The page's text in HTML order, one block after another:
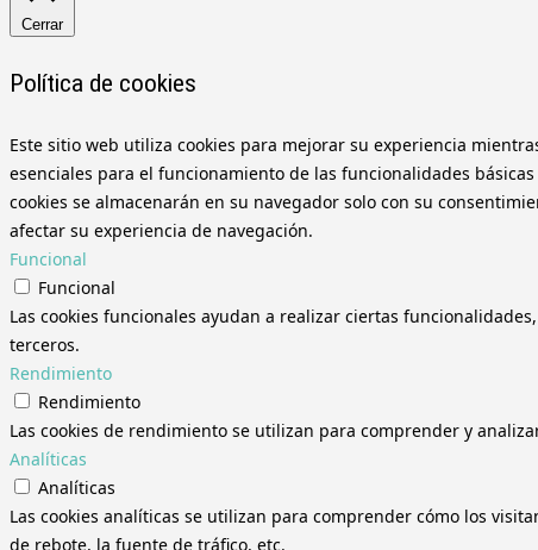
Cerrar
Política de cookies
Este sitio web utiliza cookies para mejorar su experiencia
esenciales para el funcionamiento de las funcionalidades
cookies se almacenarán en su navegador solo con su
afectar su experiencia de navegación.
Funcional
Funcional
Las cookies funcionales ayudan a realizar ciertas
terceros.
Rendimiento
Rendimiento
Las cookies de rendimiento se utilizan para comprender y
Analíticas
Analíticas
Las cookies analíticas se utilizan para comprender cómo los
de rebote, la fuente de tráfico, etc.